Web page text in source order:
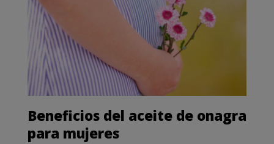
Beneficios del aceite de onagra
para mujeres